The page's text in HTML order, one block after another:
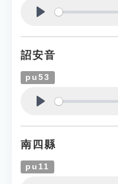
詔安音
pu53
南四縣
pu11